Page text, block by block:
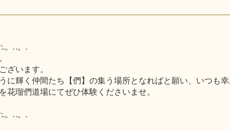
。. .。.
ざいます。
に輝く仲間たち【們】の集う場所となればと願い、いつも
瑠們道場にてぜひ体験くださいませ。
。. .。.